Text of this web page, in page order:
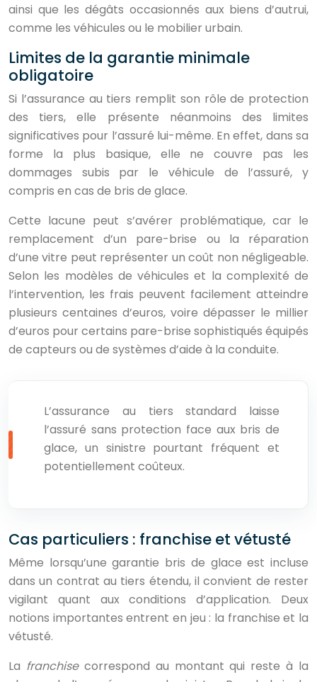
ainsi que les dégâts occasionnés aux biens d’autrui,
comme les véhicules ou le mobilier urbain.
Limites de la garantie minimale
obligatoire
Si l’assurance au tiers remplit son rôle de protection
des tiers, elle présente néanmoins des limites
significatives pour l’assuré lui-même. En effet, dans sa
forme la plus basique, elle ne couvre pas les
dommages subis par le véhicule de l’assuré, y
compris en cas de bris de glace.
Cette lacune peut s’avérer problématique, car le
remplacement d’un pare-brise ou la réparation
d’une vitre peut représenter un coût non négligeable.
Selon les modèles de véhicules et la complexité de
l’intervention, les frais peuvent facilement atteindre
plusieurs centaines d’euros, voire dépasser le millier
d’euros pour certains pare-brise sophistiqués équipés
de capteurs ou de systèmes d’aide à la conduite.
L’assurance au tiers standard laisse
l’assuré sans protection face aux bris de
glace, un sinistre pourtant fréquent et
potentiellement coûteux.
Cas particuliers : franchise et vétusté
Même lorsqu’une garantie bris de glace est incluse
dans un contrat au tiers étendu, il convient de rester
vigilant quant aux conditions d’application. Deux
notions importantes entrent en jeu : la franchise et la
vétusté.
La franchise correspond au montant qui reste à la